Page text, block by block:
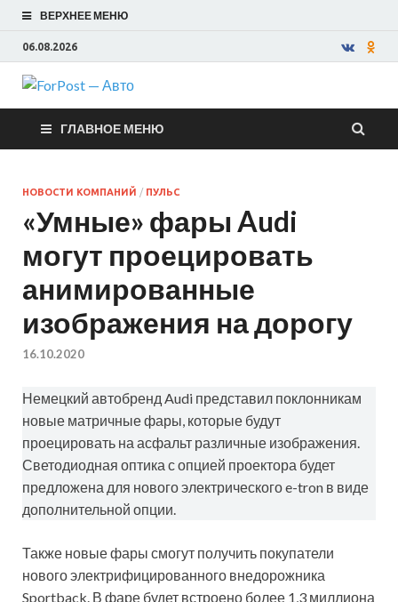
ВЕРХНЕЕ МЕНЮ
06.08.2026
ForPost —
Авто
ГЛАВНОЕ МЕНЮ
НОВОСТИ КОМПАНИЙ / ПУЛЬС
«Умные» фары Audi
могут проецировать
анимированные
изображения на дорогу
16.10.2020
Немецкий автобренд Audi представил поклонникам
новые матричные фары, которые будут
проецировать на асфальт различные изображения.
Светодиодная оптика с опцией проектора будет
предложена для нового электрического e-tron в виде
дополнительной опции.
Также новые фары смогут получить покупатели
нового электрифицированного внедорожника
Sportback. В фаре будет встроено более 1,3 миллиона